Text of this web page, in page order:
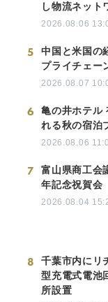
し物流ネット
2026.08.06
5
中国と米国の
プライチェー
2026.08.07
6
亀の井ホテル
れる秋の宿泊
2026.08.06
7
富山県商工会
年記念祝賀会
2026.08.04
8
千葉市内にリ
型充電式電池
所設置